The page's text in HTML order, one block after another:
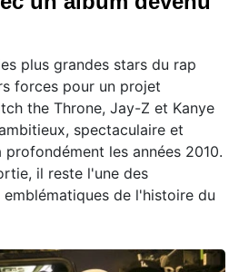
plus grandes stars du rap
forces pour un projet
the Throne, Jay-Z et Kanye
spectaculaire et
les années 2010.
il reste l'une des
de l'histoire du